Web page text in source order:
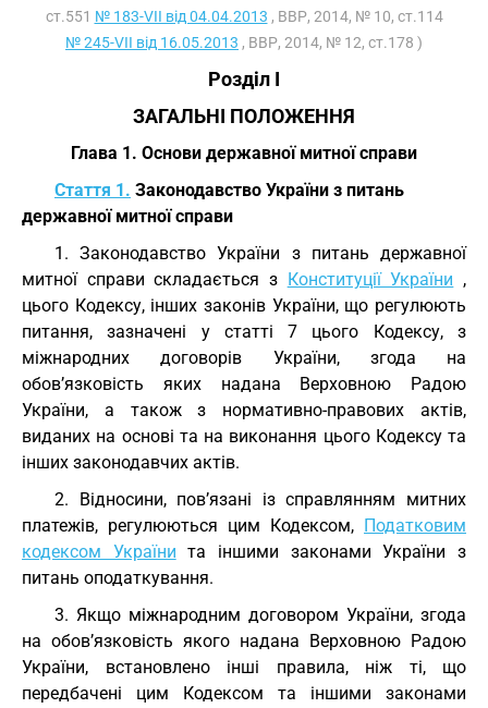
ст.551 № 183-VII від 04.04.2013 , ВВР, 2014, № 10, ст.114
№ 245-VII від 16.05.2013 , ВВР, 2014, № 12, ст.178 )
Розділ I
ЗАГАЛЬНІ ПОЛОЖЕННЯ
Глава 1. Основи державної митної справи
Стаття 1. Законодавство України з питань
державної митної справи
1. Законодавство України з питань державної
митної справи складається з Конституції України ,
цього Кодексу, інших законів України, що регулюють
питання, зазначені у статті 7 цього Кодексу, з
міжнародних договорів України, згода на
обов’язковість яких надана Верховною Радою
України, а також з нормативно-правових актів,
виданих на основі та на виконання цього Кодексу та
інших законодавчих актів.
2. Відносини, пов’язані із справлянням митних
платежів, регулюються цим Кодексом, Податковим
кодексом України та іншими законами України з
питань оподаткування.
3. Якщо міжнародним договором України, згода
на обов’язковість якого надана Верховною Радою
України, встановлено інші правила, ніж ті, що
передбачені цим Кодексом та іншими законами